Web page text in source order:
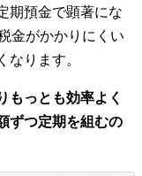
期預金で顕著にな
金がかかりにくい
ります。
もっとも効率よく
ずつ定期を組むの